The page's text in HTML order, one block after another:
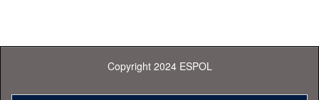
Copyright 2024 ESPOL